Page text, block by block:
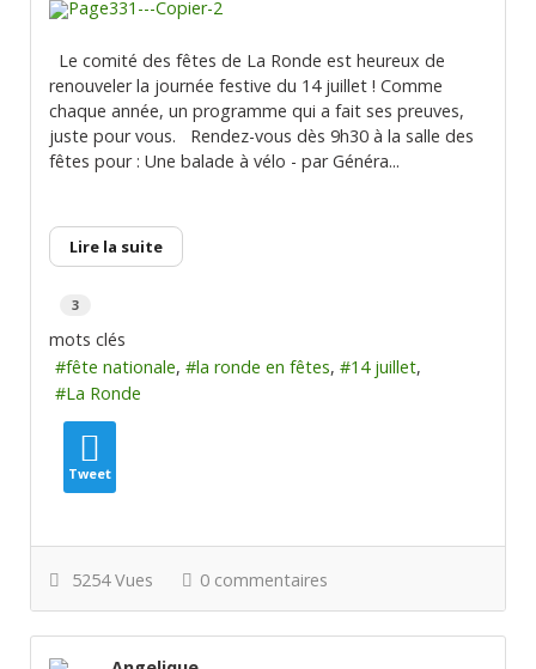
Le comité des fêtes de La Ronde est heureux de
renouveler la journée festive du 14 juillet ! Comme
chaque année, un programme qui a fait ses preuves,
juste pour vous. Rendez-vous dès 9h30 à la salle des
fêtes pour : Une balade à vélo - par Généra...
Lire la suite
3
mots clés
fête nationale
la ronde en fêtes
14 juillet
La Ronde
Tweet
5254 Vues 0 commentaires